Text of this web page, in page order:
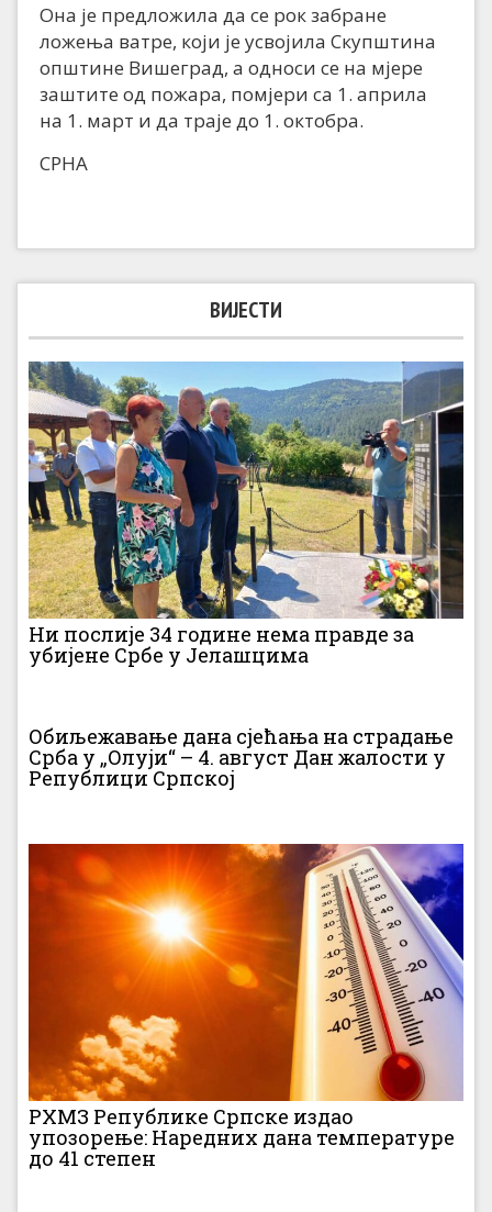
Она је предложила да се рок забране
ложења ватре, који је усвојила Скупштина
општине Вишеград, а односи се на мјере
заштите од пожара, помјери са 1. априла
на 1. март и да траје до 1. октобра.
СРНА
ВИЈЕСТИ
Ни послије 34 године нема правде за
убијене Србе у Јелашцима
Обиљежавање дана сјећања на страдање
Срба у „Олуји“ – 4. август Дан жалости у
Републици Српској
РХМЗ Републике Српске издао
упозорење: Наредних дана температуре
до 41 степен